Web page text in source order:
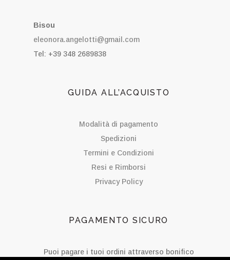
Bisou
eleonora.angelotti@gmail.com
Tel: +39 348 2689838
GUIDA ALL’ACQUISTO
Modalità di pagamento
Spedizioni
Termini e Condizioni
Resi e Rimborsi
Privacy Policy
PAGAMENTO SICURO
Puoi pagare i tuoi ordini attraverso bonifico